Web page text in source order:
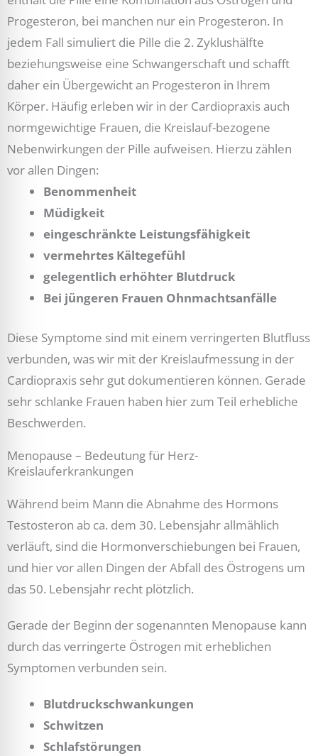
Progesteron, bei manchen nur ein Progesteron. In
jedem Fall simuliert die Pille die 2. Zyklushälfte
beziehungsweise eine Schwangerschaft und schafft
daher ein Übergewicht an Progesteron in Ihrem
Körper. Häufig erleben wir in der Cardiopraxis auch
normgewichtige Frauen, die Kreislauf-bezogene
Nebenwirkungen der Pille aufweisen. Hierzu zählen
vor allen Dingen:
Benommenheit
Müdigkeit
eingeschränkte Leistungsfähigkeit
vermehrtes Kältegefühl
gelegentlich erhöhter Blutdruck
Bei jüngeren Frauen Ohnmachtsanfälle
Diese Symptome sind mit einem verringerten Blutfluss
verbunden, was wir mit der Kreislaufmessung in der
Cardiopraxis sehr gut dokumentieren können. Gerade
sehr schlanke Frauen haben hier zum Teil erhebliche
Beschwerden.
Menopause – Bedeutung für Herz-
Kreislauferkrankungen
Während beim Mann die Abnahme des Hormons
Testosteron ab ca. dem 30. Lebensjahr allmählich
verläuft, sind die Hormonverschiebungen bei Frauen,
und hier vor allen Dingen der Abfall des Östrogens um
das 50. Lebensjahr recht plötzlich.
Gerade der Beginn der sogenannten Menopause kann
durch das verringerte Östrogen mit erheblichen
Symptomen verbunden sein.
Blutdruckschwankungen
Schwitzen
Schlafstörungen